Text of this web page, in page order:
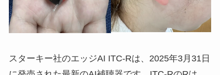
スターキー社のエッジAI ITC-Rは、2025年3月31日